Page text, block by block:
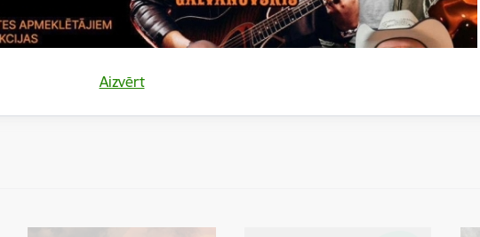
Aizvērt
organizēta Gulbenes novada Attīstības programmas 2025. -
2030.gadam publiskā…